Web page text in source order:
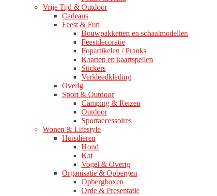
Vrije Tijd & Outdoor
Cadeaus
Feest & Fun
Bouwpakketten en schaalmodellen
Feestdecoratie
Fopartikelen / Pranks
Kaarten en kaartspellen
Stickers
Verkleedkleding
Overig
Sport & Outdoor
Camping & Reizen
Outdoor
Sportaccessoires
Wonen & Lifestyle
Huisdieren
Hond
Kat
Vogel & Overig
Organisatie & Opbergen
Opbergboxen
Orde & Presentatie